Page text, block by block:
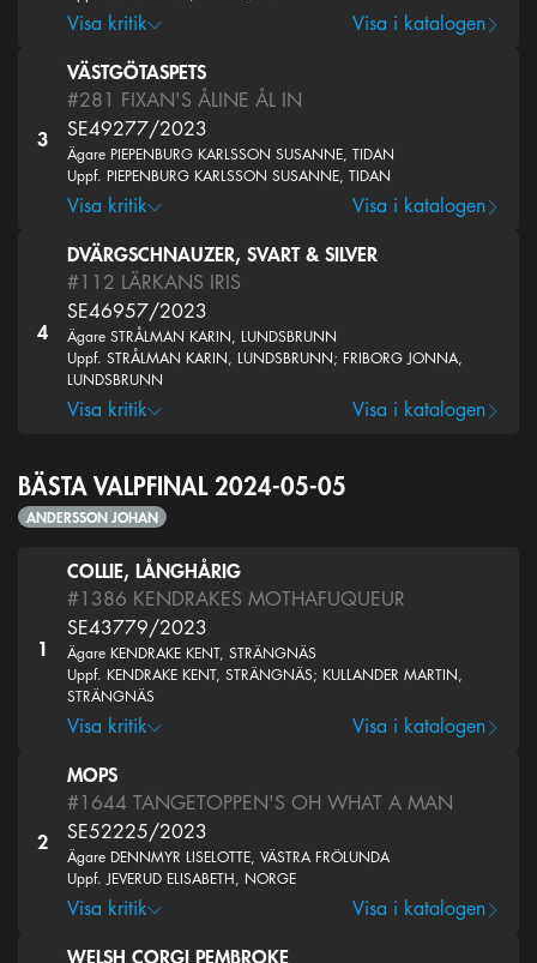
Visa kritik Visa i katalogen
3
VÄSTGÖTASPETS
#281 FIXAN'S ÅLINE ÅL IN
SE49277/2023
Ägare PIEPENBURG KARLSSON SUSANNE, TIDAN
Uppf. PIEPENBURG KARLSSON SUSANNE, TIDAN
Visa kritik Visa i katalogen
4
DVÄRGSCHNAUZER, SVART & SILVER
#112 LÄRKANS IRIS
SE46957/2023
Ägare STRÅLMAN KARIN, LUNDSBRUNN
Uppf. STRÅLMAN KARIN, LUNDSBRUNN; FRIBORG JONNA,
LUNDSBRUNN
Visa kritik Visa i katalogen
BÄSTA VALPFINAL 2024-05-05
ANDERSSON JOHAN
1
COLLIE, LÅNGHÅRIG
#1386 KENDRAKES MOTHAFUQUEUR
SE43779/2023
Ägare KENDRAKE KENT, STRÄNGNÄS
Uppf. KENDRAKE KENT, STRÄNGNÄS; KULLANDER MARTIN,
STRÄNGNÄS
Visa kritik Visa i katalogen
2
MOPS
#1644 TANGETOPPEN'S OH WHAT A MAN
SE52225/2023
Ägare DENNMYR LISELOTTE, VÄSTRA FRÖLUNDA
Uppf. JEVERUD ELISABETH, NORGE
Visa kritik Visa i katalogen
WELSH CORGI PEMBROKE